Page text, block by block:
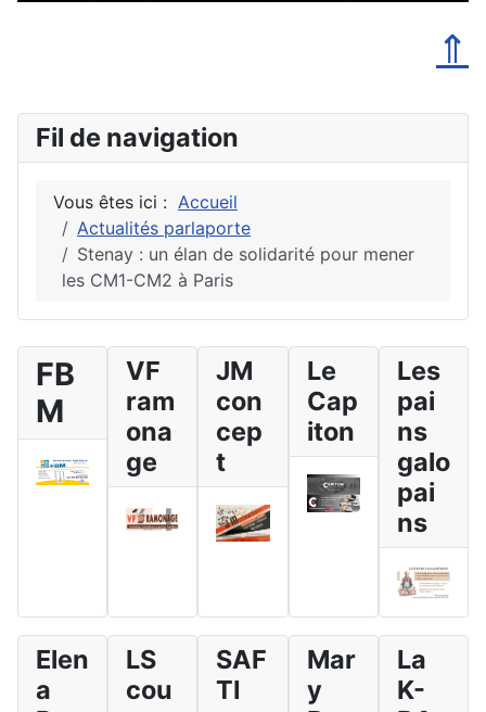
Fil de navigation
Vous êtes ici : Accueil
Actualités parlaporte
Stenay : un élan de solidarité pour mener
les CM1-CM2 à Paris
⇑
FB
M
VF
ram
ona
ge
JM
con
cep
t
Le
Cap
iton
Les
pai
ns
galo
pai
ns
Elen
a
LS
cou
SAF
TI
Mar
y
La
K-